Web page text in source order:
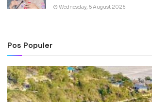
Wednesday, 5 August 2026
Pos Populer